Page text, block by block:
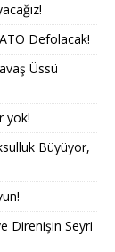
Defolacak!
Üssü
yok!
Büyüyor,
Direnişin Seyri